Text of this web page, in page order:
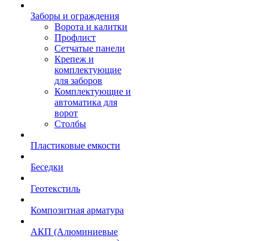
Заборы и ограждения
Ворота и калитки
Профлист
Сетчатые панели
Крепеж и
комплектующие
для заборов
Комплектующие и
автоматика для
ворот
Столбы
Пластиковые емкости
Беседки
Геотекстиль
Композитная арматура
АКП (Алюминиевые